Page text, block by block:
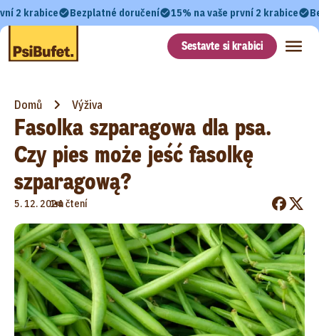
2 krabice Bezplatné doručení 15% na vaše první 2 krabice
Sestavte si krabici
Domů Výživa
Fasolka szparagowa dla psa.
Czy pies może jeść fasolkę
szparagową?
5. 12. 2024
•
1m čtení